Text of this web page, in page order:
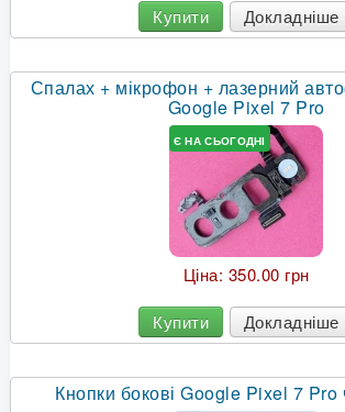
Купити Докладніше
Спалах + мікрофон + лазерний
Google Pixel 7 Pro
Є НА СЬОГОДНІ
Ціна: 350.00 грн
Купити Докладніше
Кнопки бокові Google Pixel 7 Pro